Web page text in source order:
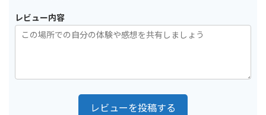
レビュー内容
レビューを投稿する